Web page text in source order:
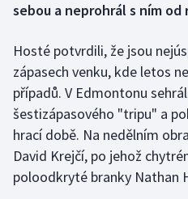
Golf
Gymnastika
Házená
Jezdectví
sebou a neprohrál s ním od
Hosté potvrdili, že jsou
zápasech venku, kde letos
případů. V Edmontonu
šestizápasového "tripu" a
hrací době. Na nedělním
David Krejčí, po jehož
poloodkryté branky Nathan